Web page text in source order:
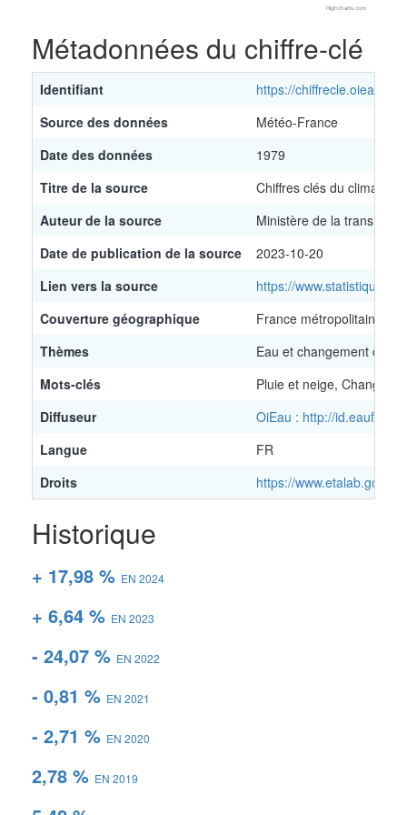
Highcharts.com
Métadonnées du chiffre-clé
Identifiant
https://chiffrecle.oieau.fr/
Source des données
Météo-France
Date des données
1979
Titre de la source
Chiffres clés du climat -
Auteur de la source
Ministère de la transition
Date de publication de la source
2023-10-20
Lien vers la source
https://
Couverture géographique
France métropolitaine
Thèmes
Eau et changement
Mots-clés
Pluie et neige,
Diffuseur
OiEau : http://
Langue
FR
Droits
https://
Historique
+ 17,98 % EN 2024
+ 6,64 % EN 2023
- 24,07 % EN 2022
- 0,81 % EN 2021
- 2,71 % EN 2020
2,78 % EN 2019